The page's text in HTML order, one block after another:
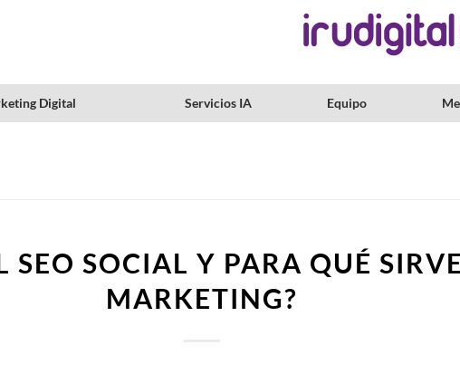
Digital Servicios IA Equipo
SEO SOCIAL Y PARA QUÉ
MARKETING?